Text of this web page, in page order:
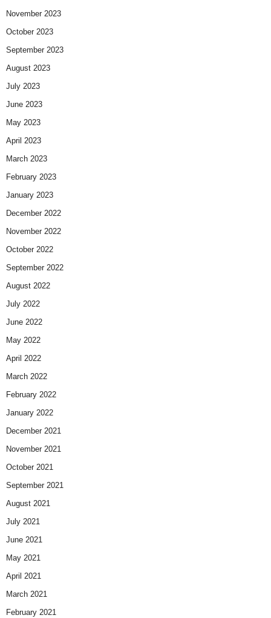
November 2023
October 2023
September 2023
August 2023
July 2023
June 2023
May 2023
April 2023
March 2023
February 2023
January 2023
December 2022
November 2022
October 2022
September 2022
August 2022
July 2022
June 2022
May 2022
April 2022
March 2022
February 2022
January 2022
December 2021
November 2021
October 2021
September 2021
August 2021
July 2021
June 2021
May 2021
April 2021
March 2021
February 2021